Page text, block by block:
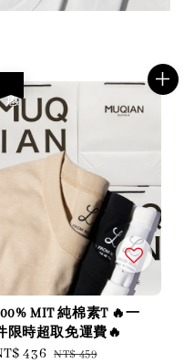
MIT 純棉素T 🔥一
限時超取免運費🔥
436 Regular
NT$ 459